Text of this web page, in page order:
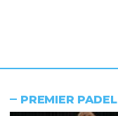
PREMIER PADEL